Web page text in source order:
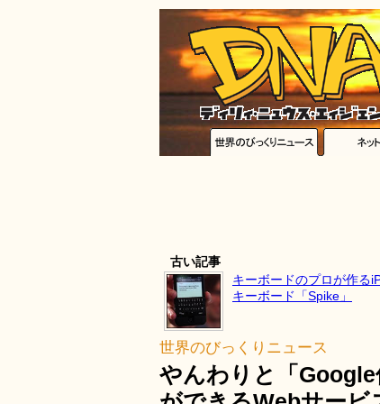
古い記事
キーボードのプロが作る
キーボード「Spike」
世界のびっくりニュース
やんわりと「